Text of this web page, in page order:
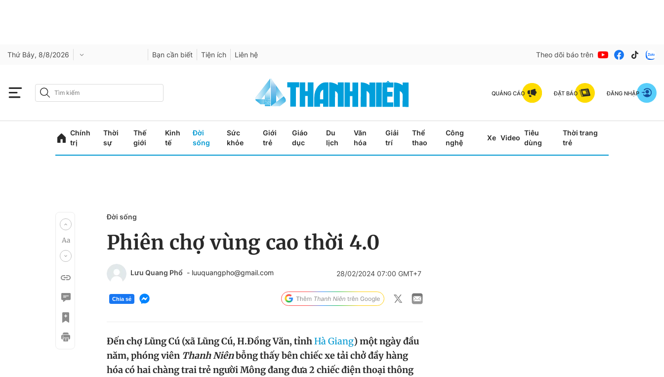
Thứ Bảy, 8/8/2026 Bạn cần biết Tiện ích Liên hệ Theo dõi báo trên
QUẢNG CÁO ĐẶT BÁO ĐĂNG NHẬP
Chính
trị
Thời
sự
Thế
giới
Kinh
tế
Đời
sống
Sức
khỏe
Giới
trẻ
Giáo
dục
Du
lịch
Văn
hóa
Giải
trí
Thể
thao
Công
nghệ
Xe Video
Tiêu
dùng
Thời trang
trẻ
Đời sống
Phiên chợ vùng cao thời 4.0
Lưu Quang Phổ - luuquangpho@gmail.com 28/02/2024 07:00 GMT+7
Chia sẻ
Đến chợ Lũng Cú (xã Lũng Cú, H.Đồng Văn, tỉnhHà Giang) một ngày đầu
năm, phóng viên Thanh Niênbỗng thấy bên chiếc xe tải chở đầy hàng
hóa có hai chàng trai trẻ người Mông đang đưa 2 chiếc điện thoại thông